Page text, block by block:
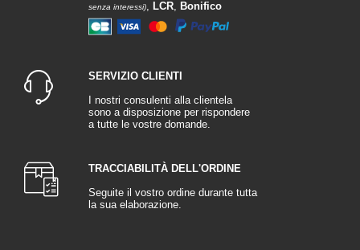
senza interessi), LCR, Bonifico
SERVIZIO CLIENTI
I nostri consulenti alla clientela
sono a disposizione per rispondere
a tutte le vostre domande.
TRACCIABILITÀ DELL'ORDINE
Seguite il vostro ordine durante tutta
la sua elaborazione.